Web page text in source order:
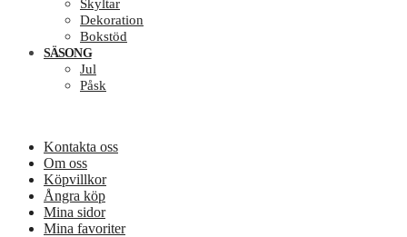
Skyltar
Dekoration
Bokstöd
SÄSONG
Jul
Påsk
Kontakta oss
Om oss
Köpvillkor
Ångra köp
Mina sidor
Mina favoriter